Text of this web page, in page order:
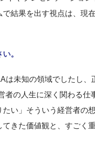
結果を出す視点は、現
。
は未知の領域でしたし、
者の人生に深く関わる仕
い」そういう経営者の
きた価値観と、すごく